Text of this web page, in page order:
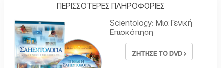
ΠΕΡΙΣΣΟΤΕΡΕΣ ΠΛΗΡΟΦΟΡΙΕΣ
Scientology: Μια Γενική
Επισκόπηση
ΖΗΤΗΣΕ ΤΟ DVD